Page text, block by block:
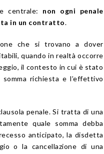
centrale: non ogni penale
in un contratto.
che si trovano a dover
quando in realtà occorre
il contesto in cui è stato
richiesta e l’effettivo
penale. Si tratta di una
quale somma debba
anticipato, la disdetta
o la cancellazione di una